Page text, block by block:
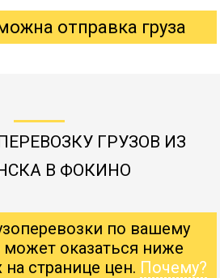
отправка груза
ГРУЗОВ ИЗ
В ФОКИНО
по вашему
оказаться ниже
странице цен. Почему?